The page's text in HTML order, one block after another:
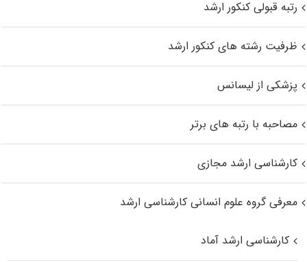
رتبه قبولی کنکور ارشد
ظرفیت رشته های کنکور ارشد
پزشکی از لیسانس
مصاحبه با رتبه های برتر
کارشناسی ارشد مجازی
معرفی گروه علوم انسانی کارشناسی ارشد
کارشناسی ارشد آماد